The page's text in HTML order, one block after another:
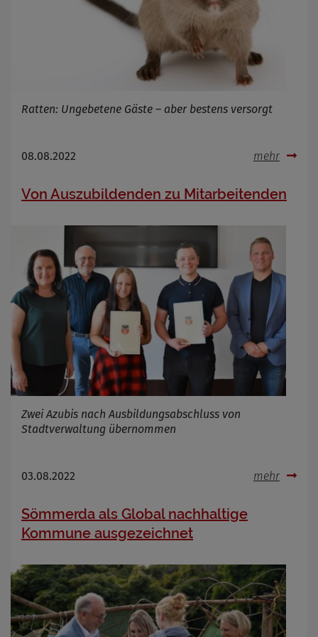
Ratten: Ungebetene Gäste – aber bestens versorgt
08.08.2022 mehr
Von Auszubildenden zu Mitarbeitenden
Zwei Azubis nach Ausbildungsabschluss von
Stadtverwaltung übernommen
03.08.2022 mehr
Sömmerda als Global nachhaltige
Kommune ausgezeichnet
Infos schließen